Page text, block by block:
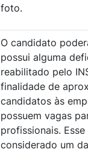
foto.
O candidato
possui alguma
reabilitado pelo
finalidade de
candidatos às
possuem vagas
profissionais.
considerado um